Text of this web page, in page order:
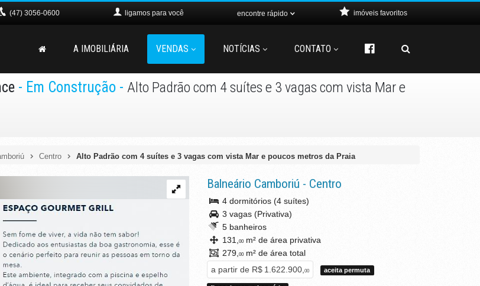
(47) 3056-0600 ligamos para você encontre rápido imóveis favoritos
A IMOBILIÁRIA VENDAS NOTÍCIAS CONTATO
- Em Construção - Alto Padrão com 4 suítes e 3 vagas com vista Mar e
Centro Alto Padrão com 4 suítes e 3 vagas com vista Mar e poucos metros da Praia
Balneário Camboriú - Centro
4 dormitórios (4 suítes)
3 vagas (Privativa)
5 banheiros
131,
00m² de área privativa
279, 00m² de área total
a partir de R$ 1.622.900, 00 aceita permuta